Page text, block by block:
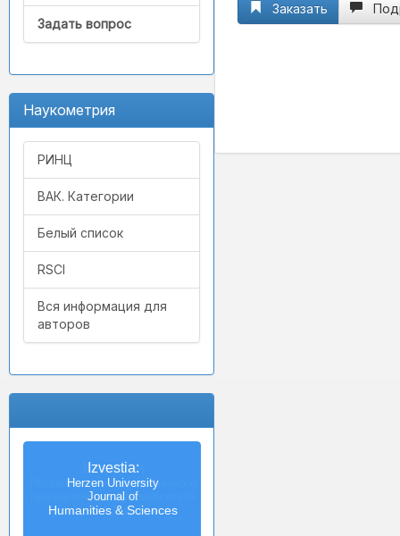
Задать вопрос
Наукометрия
РИНЦ
ВАК. Категории
Белый список
RSCI
Вся информация для
авторов
Izvestia:
Herzen University
Journal of
Humanities & Sciences
Заказать